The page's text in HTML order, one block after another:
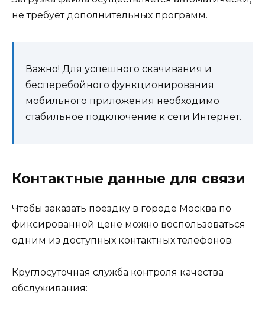
не требует дополнительных программ.
Важно! Для успешного скачивания и
бесперебойного функционирования
мобильного приложения необходимо
стабильное подключение к сети Интернет.
Контактные данные для связи
Чтобы заказать поездку в городе Москва по
фиксированной цене можно воспользоваться
одним из доступных контактных телефонов:
Круглосуточная служба контроля качества
обслуживания: